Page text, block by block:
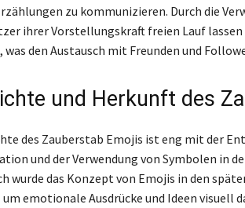
zu kommunizieren. Durch die
ihrer Vorstellungskraft freien Lauf lassen
was den Austausch mit Freunden und
und Herkunft des
des Zauberstab Emojis ist eng mit der
und der Verwendung von Symbolen in
wurde das Konzept von Emojis in den
emotionale Ausdrücke und Ideen visuell